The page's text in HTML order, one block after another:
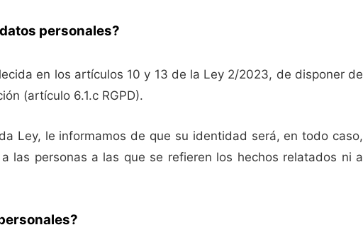
personales?
en los artículos 10 y 13 de la Ley 2/2023, de disponer de
(artículo 6.1.c RGPD).
Ley, le informamos de que su identidad será, en todo caso,
las personas a las que se refieren los hechos relatados ni a